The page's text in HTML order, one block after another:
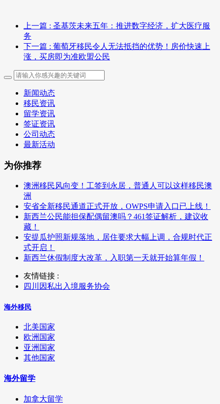
上一篇 : 圣基茨未来五年：推进数字经济，扩大医疗服
务
下一篇 : 葡萄牙移民令人无法抵挡的优势！房价快速上
涨，买房即为准欧盟公民
新闻动态
移民资讯
留学资讯
签证资讯
公司动态
最新活动
为你推荐
澳洲移民风向变！工签到永居，普通人可以这样移民澳
洲
安省全新移民通道正式开放，OWPS申请入口已上线！
新西兰公民能担保配偶留澳吗？461签证解析，建议收
藏！
安提瓜护照新规落地，居住要求大幅上调，合规时代正
式开启！
新西兰休假制度大改革，入职第一天就开始算年假！
友情链接 :
四川因私出入境服务协会
海外移民
北美国家
欧洲国家
亚洲国家
其他国家
海外留学
加拿大留学